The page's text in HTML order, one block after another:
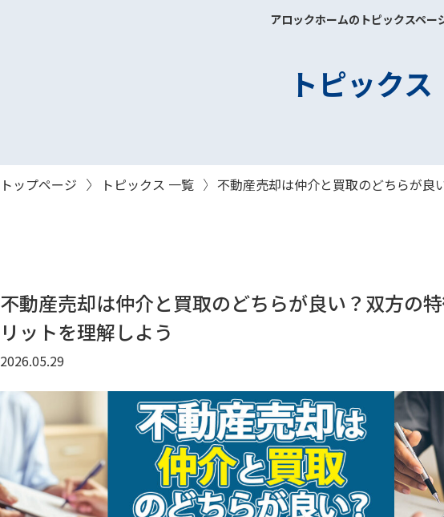
アロックホームのトピックスペ
トピックス
トップページ トピックス 一覧 不動産売却は仲介と買取のどちらが
不動産売却は仲介と買取のどちらが良い？双方の
リットを理解しよう
2026.05.29